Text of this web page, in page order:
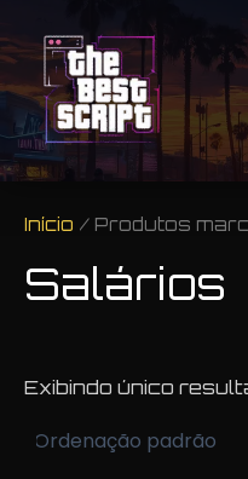
Início / Produtos
Salários
Exibindo único